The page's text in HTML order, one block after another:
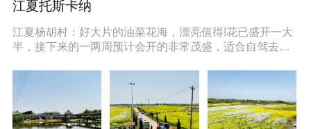
江夏托斯卡纳
江夏杨胡村：好大片的油菜花海，漂亮值得!花已盛开一大
半，接下来的一两周预计会开的非常茂盛，适合自驾去拍